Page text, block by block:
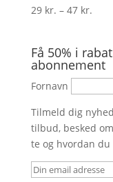
29 kr. – 47 kr.
47
Få 50% i
abonnement
Fornavn
Tilmeld dig
tilbud, besked
te og hvordan